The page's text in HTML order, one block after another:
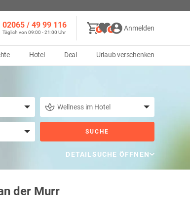
02065 / 49 ‌99 116
Täglich von 09:00 - 21:00 Uhr
0 0 Anmelden
Hotel Deal Urlaub verschenken
SUCHE
DETAILSUCHE ÖFFNEN
der Murr